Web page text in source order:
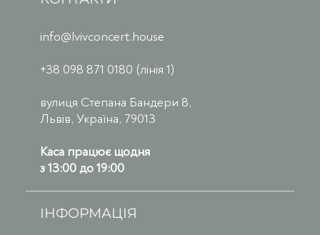
info@lvivconcert.house
+38 098 871 0180 (лінія 1)
вулиця Степана Бандери 8,
Львів, Україна, 79013
Каса працює щодня
з 13:00 до 19:00
ІНФОРМАЦІЯ